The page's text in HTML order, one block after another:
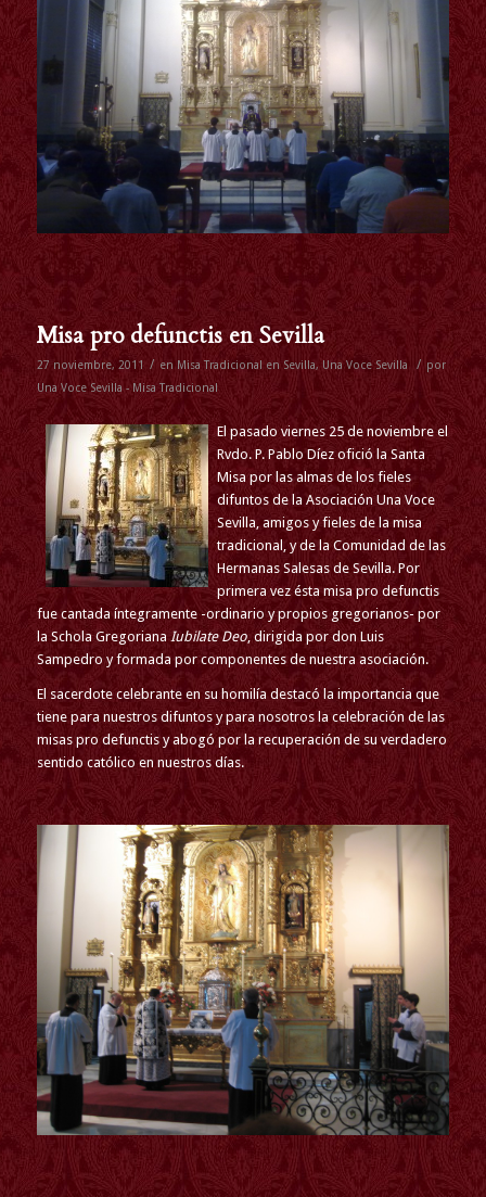
Misa pro defunctis en Sevilla
27 noviembre, 2011 / en Misa Tradicional en Sevilla, Una Voce Sevilla / por
Una Voce Sevilla - Misa Tradicional
El pasado viernes 25 de noviembre el
Rvdo. P. Pablo Díez ofició la Santa
Misa por las almas de los fieles
difuntos de la Asociación Una Voce
Sevilla, amigos y fieles de la misa
tradicional, y de la Comunidad de las
Hermanas Salesas de Sevilla. Por
primera vez ésta misa pro defunctis
fue cantada íntegramente -ordinario y propios gregorianos- por
la Schola Gregoriana Iubilate Deo, dirigida por don Luis
Sampedro y formada por componentes de nuestra asociación.
El sacerdote celebrante en su homilía destacó la importancia que
tiene para nuestros difuntos y para nosotros la celebración de las
misas pro defunctis y abogó por la recuperación de su verdadero
sentido católico en nuestros días.